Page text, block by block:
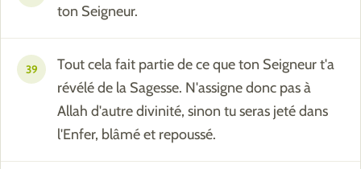
ton Seigneur.
39
Tout cela fait partie de ce que ton Seigneur t'a
révélé de la Sagesse. N'assigne donc pas à
Allah d'autre divinité, sinon tu seras jeté dans
l'Enfer, blâmé et repoussé.